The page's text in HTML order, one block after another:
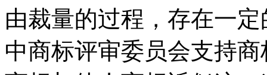
由裁量的过程，存在一
中商标评审委员会支持